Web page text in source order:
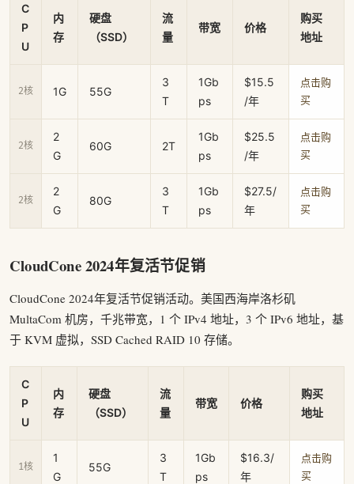
C
P
U
内
存
硬盘
（SSD）
流
量
带宽 价格
购买
地址
2核 1G 55G
3
T
1Gb
ps
$15.5
/年
点击购
买
2核
2
G
60G 2T
1Gb
ps
$25.5
/年
点击购
买
2核
2
G
80G
3
T
1Gb
ps
$27.5/
年
点击购
买
CloudCone 2024年复活节促销
CloudCone 2024年复活节促销活动。美国西海岸洛杉矶
MultaCom 机房，千兆带宽，1 个 IPv4 地址，3 个 IPv6 地址，基
于 KVM 虚拟，SSD Cached RAID 10 存储。
C
P
U
内
存
硬盘
（SSD）
流
量
带宽 价格
购买
地址
1核
1
G
55G
3
T
1Gb
ps
$16.3/
年
点击购
买